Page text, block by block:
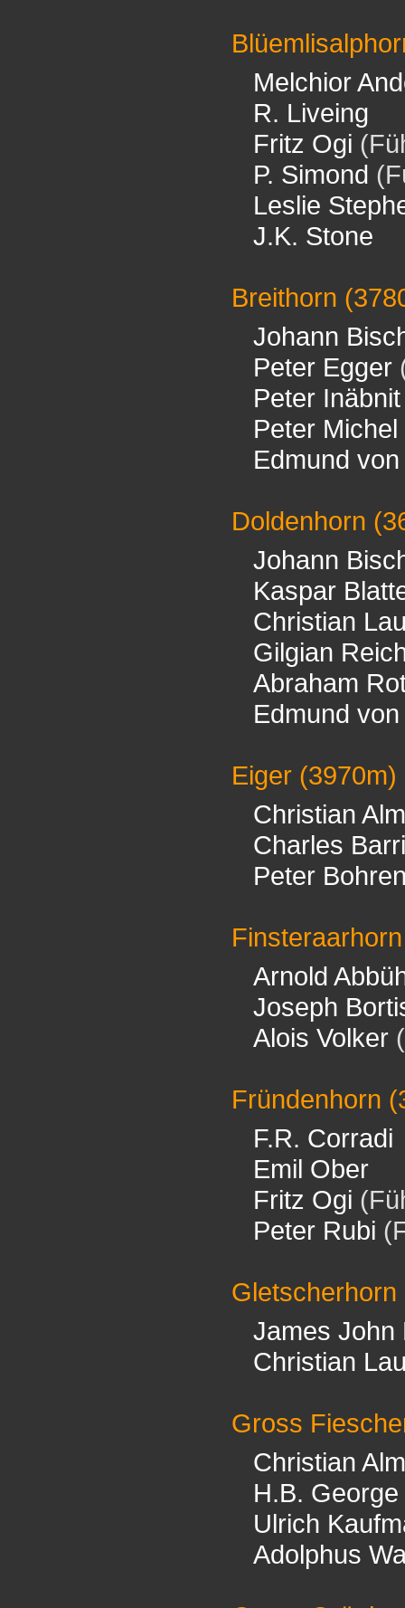
Melchior
R. Liveing
Fritz Ogi
P. Simond
Leslie
J.K. Stone
Breithorn
Johann
Peter Egger
Peter Inäbnit
Peter Michel
Edmund
Doldenhorn
Johann
Kaspar
Christian
Gilgian
Abraham
Edmund
Eiger (3970m)
Christian
Charles
Peter
Finsteraarhorn
Arnold
Joseph
Alois Volker
Fründenhorn
F.R. Corradi
Emil Ober
Fritz Ogi
Peter Rubi
Gletscherhorn
James John
Christian
Gross
Christian
H.B. George
Ulrich
Adolphus